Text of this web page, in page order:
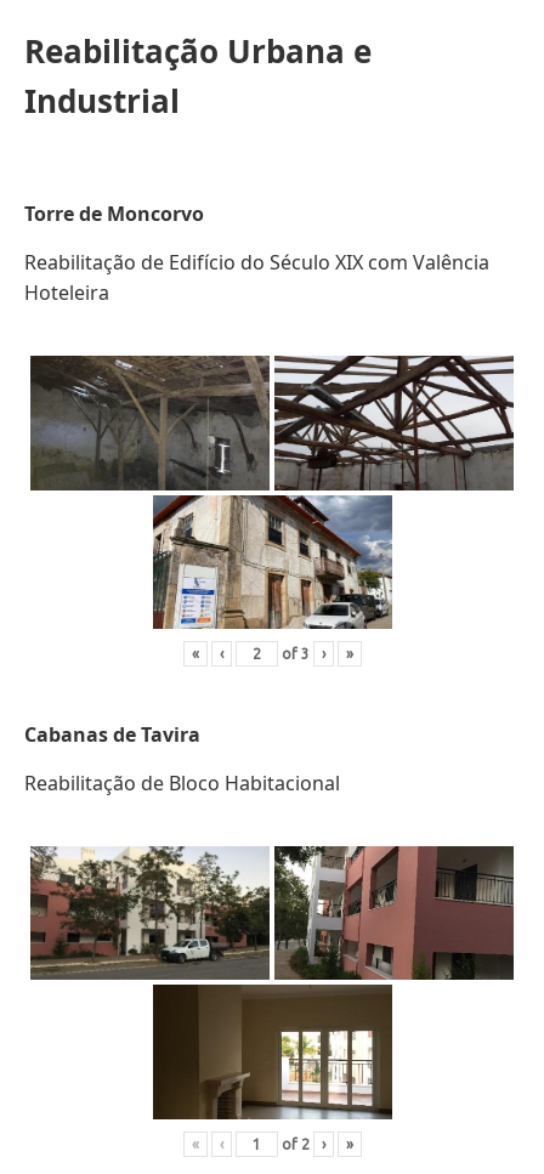
Reabilitação Urbana e
Industrial
Torre de Moncorvo
Reabilitação de Edifício do Século XIX com Valência
Hoteleira
« ‹ of 3 › »
Cabanas de Tavira
Reabilitação de Bloco Habitacional
« ‹ of 2 › »